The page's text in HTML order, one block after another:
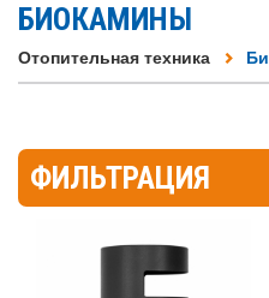
БИОКАМИНЫ
Отопительная техника
ФИЛЬТРАЦИЯ